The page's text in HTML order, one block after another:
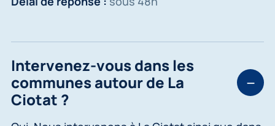
Intervenez-vous dans les
communes autour de La
Ciotat ?